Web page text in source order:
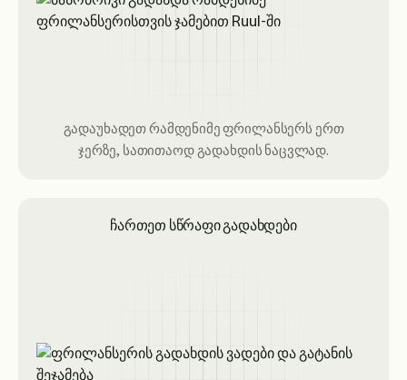
გადაუხადეთ რამდენიმე ფრილანსერს ერთ
ჯერზე, სათითაოდ გადახდის ნაცვლად.
ჩართეთ სწრაფი გადახდები